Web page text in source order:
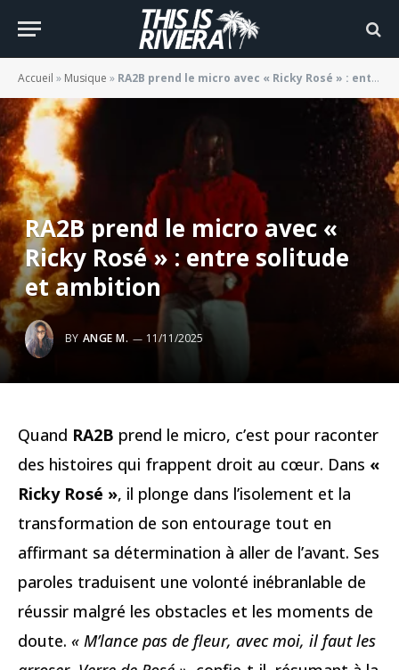
Accueil » Musique » RA2B prend le micro avec « Ricky Rosé » : entre solitude et ambition
RA2B prend le micro avec «
Ricky Rosé » : entre solitude
et ambition
BY ANGE M. 11/11/2025
Quand RA2B prend le micro, c’est pour raconter
des histoires qui frappent droit au cœur. Dans «
Ricky Rosé », il plonge dans l’isolement et la
transformation de son entourage tout en
affirmant sa détermination à aller de l’avant. Ses
paroles traduisent une volonté inébranlable de
réussir malgré les obstacles et les moments de
doute. « M’lance pas de fleur, avec moi, il faut les